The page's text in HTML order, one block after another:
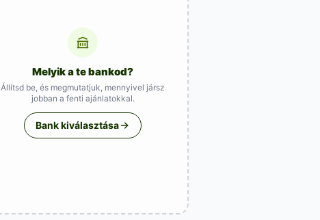
Melyik a te bankod?
Állítsd be, és megmutatjuk, mennyivel jársz
jobban a fenti ajánlatokkal.
Bank kiválasztása